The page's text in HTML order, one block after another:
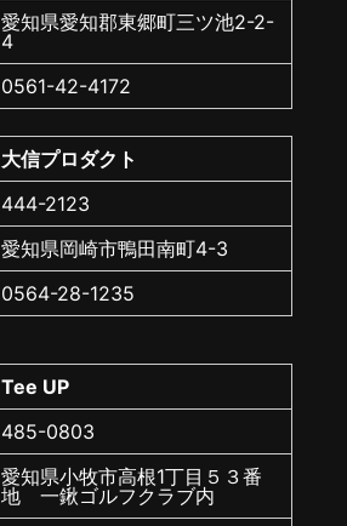
愛知県愛知郡東郷町三ツ池2-2-
4
0561-42-4172
大信プロダクト
444-2123
愛知県岡崎市鴨田南町4-3
0564-28-1235
Tee UP
485-0803
愛知県小牧市高根1丁目５３番
地 一鍬ゴルフクラブ内